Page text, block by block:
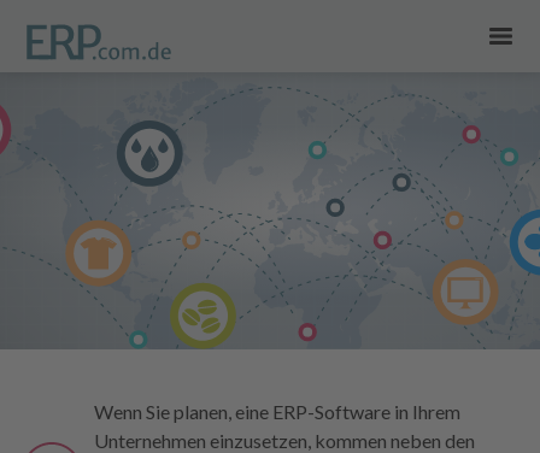
Wenn Sie planen, eine ERP-Software in Ihrem
Unternehmen einzusetzen, kommen neben den